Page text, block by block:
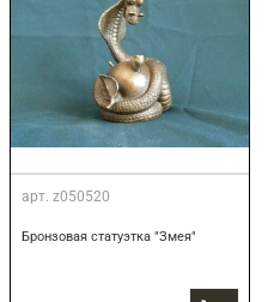
арт. z050520
Бронзовая статуэтка "Змея"